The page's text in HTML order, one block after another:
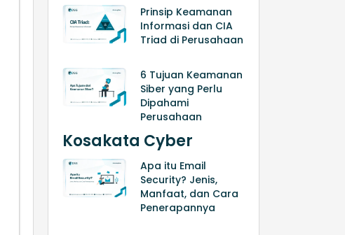
Prinsip Keamanan
Informasi dan CIA
Triad di Perusahaan
6 Tujuan Keamanan
Siber yang Perlu
Dipahami
Perusahaan
Kosakata Cyber
Apa itu Email
Security? Jenis,
Manfaat, dan Cara
Penerapannya